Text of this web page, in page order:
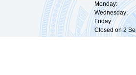
Monday:
Wednesday:
Friday:
Closed on 2